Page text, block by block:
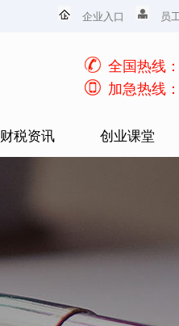
企业入口 员
全国热线
加急热线
财税资讯 创业课堂